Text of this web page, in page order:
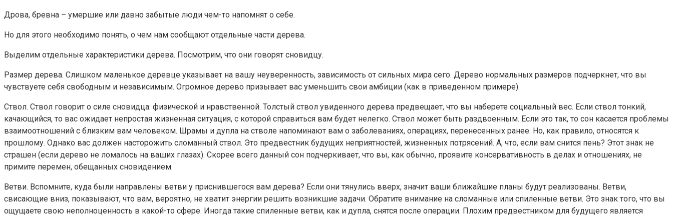
Дрова, бревна – умершие или давно забытые люди чем-то напомнят о себе.
Но для этого необходимо понять, о чем нам сообщают отдельные части дерева.
Выделим отдельные характеристики дерева. Посмотрим, что они говорят сновидцу.
Размер дерева. Слишком маленькое деревце указывает на вашу неуверенность, зависимость от сильных мира сего. Дерево нормальных размеров подчеркнет, что вы
чувствуете себя свободным и независимым. Огромное дерево призывает вас уменьшить свои амбиции (как в приведенном примере).
Ствол. Ствол говорит о силе сновидца: физической и нравственной. Толстый ствол увиденного дерева предвещает, что вы наберете социальный вес. Если ствол тонкий,
качающийся, то вас ожидает непростая жизненная ситуация, с которой справиться вам будет нелегко. Ствол может быть раздвоенным. Если это так, то сон касается проблемы
взаимоотношений с близким вам человеком. Шрамы и дупла на стволе напоминают вам о заболеваниях, операциях, перенесенных ранее. Но, как правило, относятся к
прошлому. Однако вас должен насторожить сломанный ствол. Это предвестник будущих неприятностей, жизненных потрясений. А, что, если вам снится пень? Этот знак не
страшен (если дерево не ломалось на ваших глазах). Скорее всего данный сон подчеркивает, что вы, как обычно, проявите консервативность в делах и отношениях, не
примите перемен, обещанных сновидением.
Ветви. Вспомните, куда были направлены ветви у приснившегося вам дерева? Если они тянулись вверх, значит ваши ближайшие планы будут реализованы. Ветви,
свисающие вниз, показывают, что вам, вероятно, не хватит энергии решить возникшие задачи. Обратите внимание на сломанные или спиленные ветви. Это знак того, что вы
ощущаете свою неполноценность в какой-то сфере. Иногда такие спиленные ветви, как и дупла, снятся после операции. Плохим предвестником для будущего является